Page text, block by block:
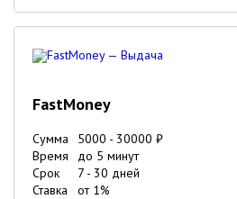
FastMoney
Сумма 5000 - 30000 ₽
Время
до 5 минут
Срок
7 - 30 дней
Ставка
от 1%